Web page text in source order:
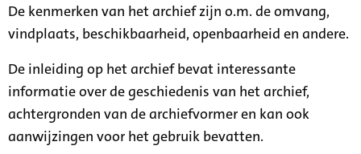
De kenmerken van het archief zijn o.m. de omvang,
vindplaats, beschikbaarheid, openbaarheid en andere.
De inleiding op het archief bevat interessante
informatie over de geschiedenis van het archief,
achtergronden van de archiefvormer en kan ook
aanwijzingen voor het gebruik bevatten.